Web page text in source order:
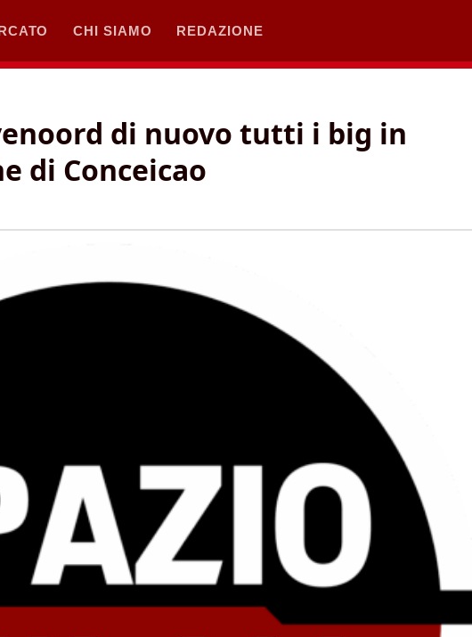
CHI SIAMO REDAZIONE
di nuovo tutti i big in
di Conceicao